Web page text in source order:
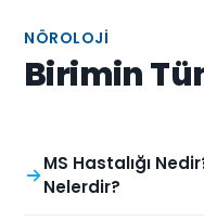
NÖROLOJI
Birimin
MS Hastalığı
Nelerdir?